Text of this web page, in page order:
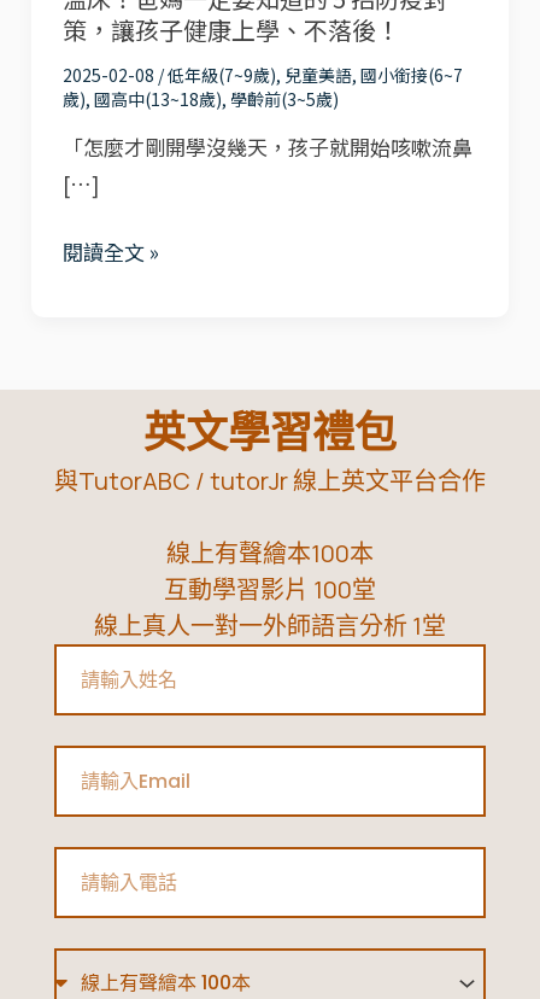
策，讓孩子健康上學、不落後！
2025-02-08 /低年級(7~9歲), 兒童美語, 國小銜接(6~7
歲), 國高中(13~18歲), 學齡前(3~5歲)
「怎麼才剛開學沒幾天，孩子就開始咳嗽流鼻
[…]
學
校
變
病
毒
床！
知
招
防
疫
對
策，
健
康
閱讀全文 »
英文學習禮包
與TutorABC / tutorJr 線上英文平台合作
線上有聲繪本100本
互動學習影片 100堂
線上真人一對一外師語言分析 1堂